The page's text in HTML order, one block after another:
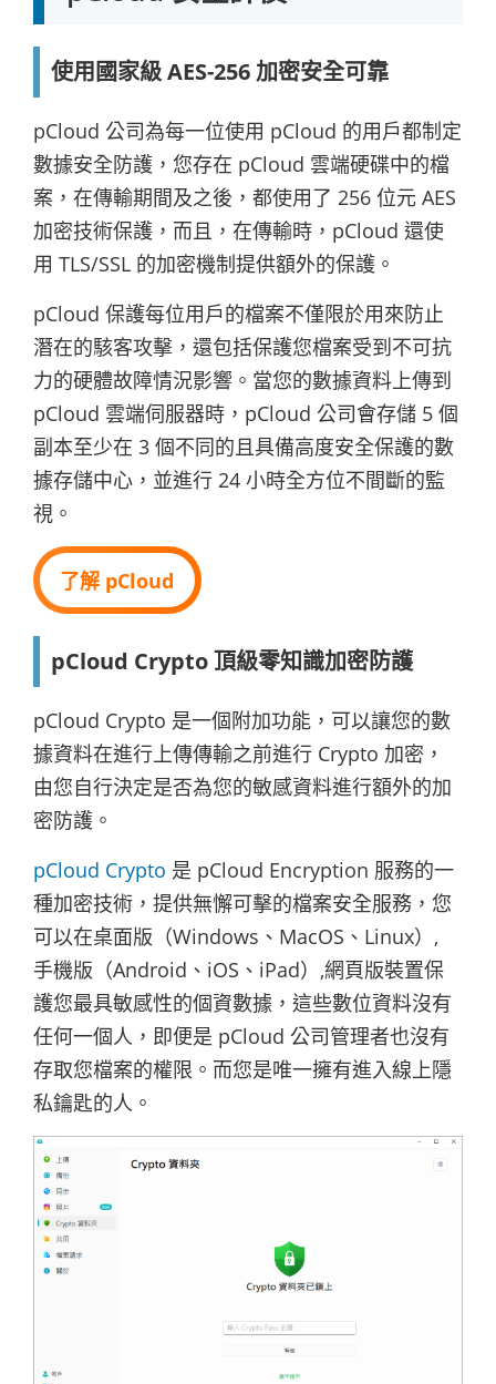
使用國家級 AES-256 加密安全可靠
pCloud 公司為每一位使用 pCloud 的用戶都制定
數據安全防護，您存在 pCloud 雲端硬碟中的檔
案，在傳輸期間及之後，都使用了 256 位元 AES
加密技術保護，而且，在傳輸時，pCloud 還使
用 TLS/SSL 的加密機制提供額外的保護。
pCloud 保護每位用戶的檔案不僅限於用來防止
潛在的駭客攻擊，還包括保護您檔案受到不可抗
力的硬體故障情況影響。當您的數據資料上傳到
pCloud 雲端伺服器時，pCloud 公司會存儲 5 個
副本至少在 3 個不同的且具備高度安全保護的數
據存儲中心，並進行 24 小時全方位不間斷的監
視。
了解 pCloud
pCloud Crypto 頂級零知識加密防護
pCloud Crypto 是一個附加功能，可以讓您的數
據資料在進行上傳傳輸之前進行 Crypto 加密，
由您自行決定是否為您的敏感資料進行額外的加
密防護。
pCloud Crypto 是 pCloud Encryption 服務的一
種加密技術，提供無懈可擊的檔案安全服務，您
可以在桌面版（Windows、MacOS、Linux）,
手機版（Android、iOS、iPad）,網頁版裝置保
護您最具敏感性的個資數據，這些數位資料沒有
任何一個人，即便是 pCloud 公司管理者也沒有
存取您檔案的權限。而您是唯一擁有進入線上隱
私鑰匙的人。